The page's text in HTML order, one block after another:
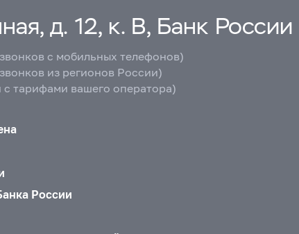
д. 12, к. В, Банк России
с мобильных телефонов)
из регионов России)
с тарифами вашего оператора)
России